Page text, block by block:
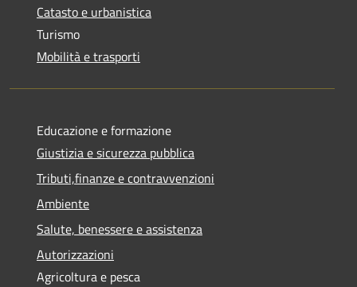
Catasto e urbanistica
Turismo
Mobilità e trasporti
Educazione e formazione
Giustizia e sicurezza pubblica
Tributi,finanze e contravvenzioni
Ambiente
Salute, benessere e assistenza
Autorizzazioni
Agricoltura e pesca